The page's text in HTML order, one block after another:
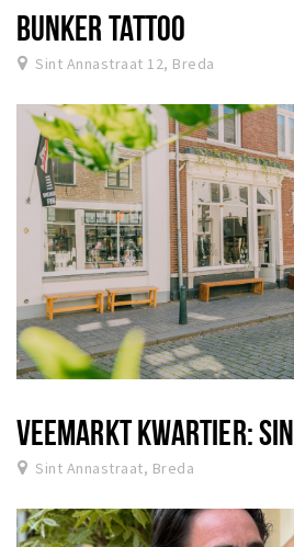
BUNKER TATTOO
Sint Annastraat 12, Breda
VEEMARKT KWARTIER:
Sint Annastraat, Breda